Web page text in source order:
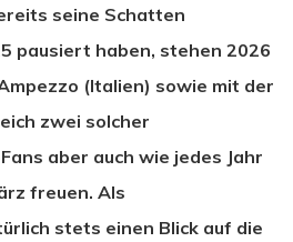
seine Schatten
pausiert haben, stehen 2026
(Italien) sowie mit der
zwei solcher
aber auch wie jedes Jahr
freuen. Als
stets einen Blick auf die